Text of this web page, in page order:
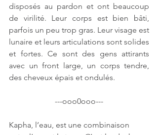
disposés au pardon et ont beaucoup
de virilité. Leur corps est bien bâti,
parfois un peu trop gras. Leur visage est
lunaire et leurs articulations sont solides
et fortes. Ce sont des gens attirants
avec un front large, un corps tendre,
des cheveux épais et ondulés.
---ooo0ooo---
Kapha, l’eau, est une combinaison